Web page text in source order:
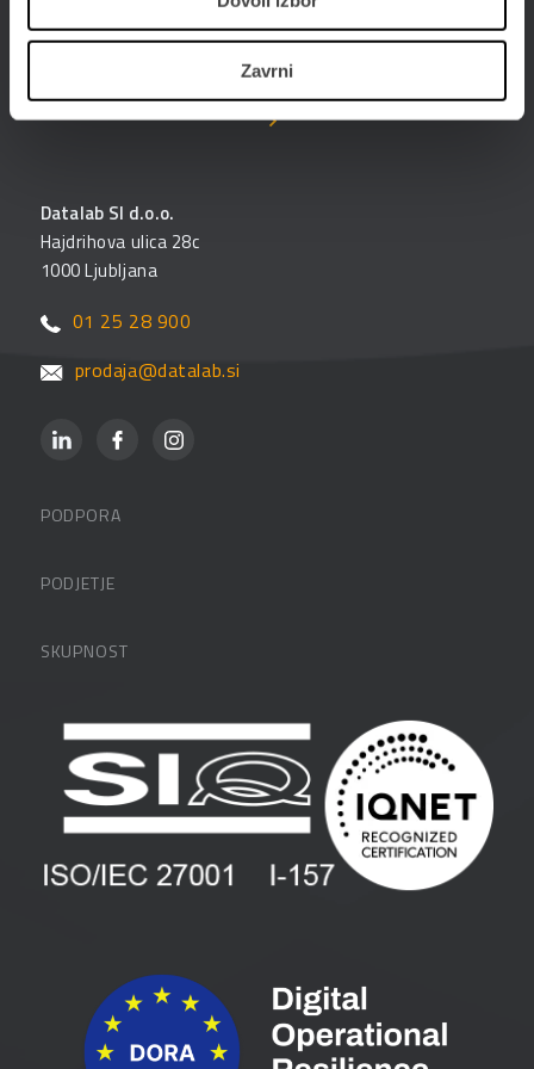
Zavrni
Poslujte hitreje, bolj prilagodljivo in enostavneje -
poslujte elektronsko. Digitalizirajte poslovanje s
PANTHEON-om in storitvami ePoslovanja.
Datalab SI d.o.o.
Hajdrihova ulica 28c
1000 Ljubljana
01 25 28 900
prodaja@datalab.si
PODPORA
FAQ – pogosta vprašanja
PODJETJE
Zaposlitev
Vlagatelji
Pogoji in pogodbe
SKUPNOST
Blog
Spletni seminarji